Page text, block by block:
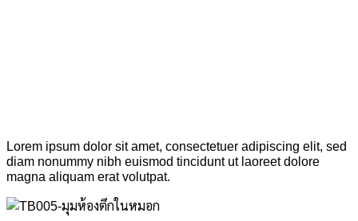
Lorem ipsum dolor sit amet, consectetuer adipiscing elit, sed
diam nonummy nibh euismod tincidunt ut laoreet dolore
magna aliquam erat volutpat.